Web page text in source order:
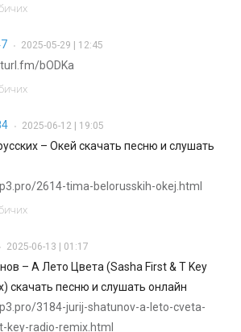
• 2025-05-29 | 12:45
bODKa
• 2025-06-12 | 19:05
– Окей скачать песню и слушать
2614-tima-belorusskih-okej.html
• 2025-06-13 | 01:17
– А Лето Цвета (Sasha First & T Key
скачать песню и слушать онлайн
3184-jurij-shatunov-a-leto-cveta-
key-radio-remix.html